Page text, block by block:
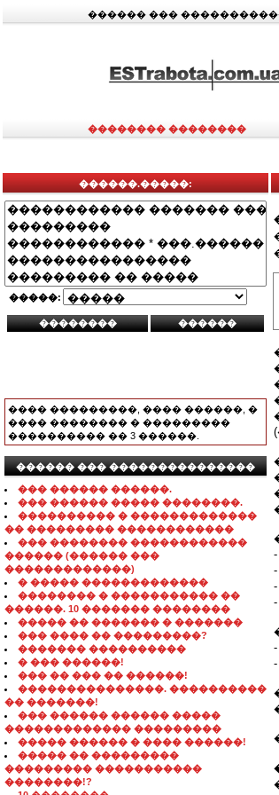
������ ���
�������� ��������
������.�����:
�����:
���� ���������, ���� ������, �
���� �������� � ���������
���������� �� 3 ������.
������ ��� ���������������
��� ������ ������.
��� ������ ����� ��������.
���������� � �������������
�� ��������� ������������
��� �������� ������������
������ (������ ���
�������������)
� ����� �������������
�������� � ����������� ��
������. 10 ������� ��������
����� �� ������� � �������
��� ���� �� ���������?
������� ����������
� ��� ������!
��� �� ��� �� ������!
���������������. ����������
�� �������!
��� ������ ������ �����
������������� ���������
����� ������ � ���� ������!
����� �� ���������
��������� �����������
��������!?